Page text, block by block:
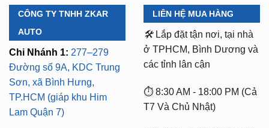
CÔNG TY TNHH ZKAR
AUTO
Chi Nhánh 1: 277–279
Đường số 9A, KDC Trung
Sơn, xã Bình Hưng,
TP.HCM (giáp khu Him
Lam Quận 7)
LIÊN HỆ MUA HÀNG
🛠️ Lắp đặt tận nơi, tại nhà
ở TPHCM, Bình Dương và
các tỉnh lân cận
⏱️ 8:30 AM - 18:00 PM (Cả
T7 Và Chủ Nhật)